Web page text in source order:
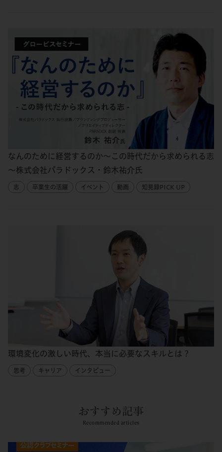
なんのために経営するのか～この時代だから求められる志
～株式会社パラドックス・鈴木祐介氏
志 卒業生の活躍 イベント 動画 知見録PICK UP
環境変化の激しい時代、本当に必要なスキルとは？
思考 キャリア インタビュー
おすすめ記事
Recommended articles